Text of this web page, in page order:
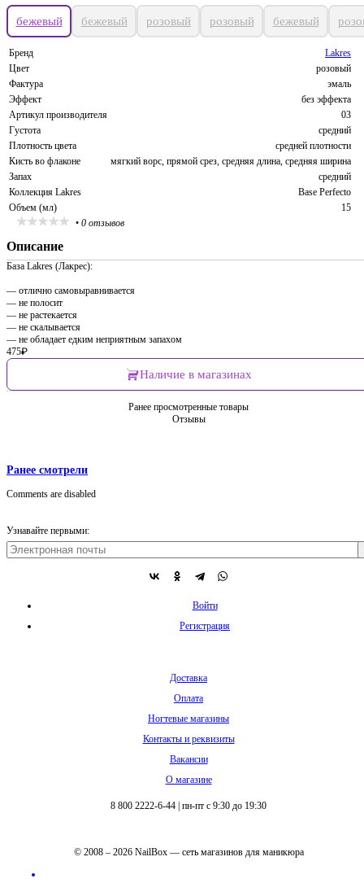
бежевый бежевый розовый розовый бежевый
Бренд
Lakres
Цвет
розовый
Фактура
эмаль
Эффект
без эффекта
Артикул производителя
03
Густота
средний
Плотность цвета
средней плотности
Кисть во флаконе
мягкий ворс, прямой срез, средняя длина, средняя ширина
Запах
средний
Коллекция Lakres
Base Perfecto
Объем (мл)
15
• 0 отзывов
Описание
База Lakres (Лакрес):
— отлично самовыравнивается
— не полосит
— не растекается
— не скалывается
— не обладает едким неприятным запахом
475₽
Наличие в магазинах
Ранее просмотренные товары
Отзывы
Ранее смотрели
Comments are disabled
Узнавайте первыми:
Войти
Регистрация
Доставка
Оплата
Ногтевые магазины
Контакты и реквизиты
Вакансии
О магазине
8 800 2222-6-44 пн-пт с 9:30 до 19:30
© 2008 – 2026 NailBox — сеть магазинов для маникюра